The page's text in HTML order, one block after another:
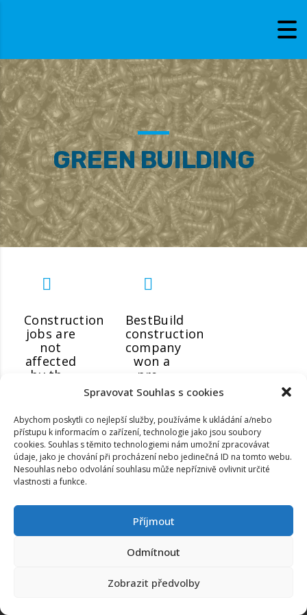
Spravovat Souhlas s cookies
Abychom poskytli co nejlepší služby, používáme k ukládání a/nebo
přístupu k informacím o zařízení, technologie jako jsou soubory
cookies. Souhlas s těmito technologiemi nám umožní zpracovávat
údaje, jako je chování při procházení nebo jedinečná ID na tomto webu.
Nesouhlas nebo odvolání souhlasu může nepříznivě ovlivnit určité
vlastnosti a funkce.
Příjmout
Odmítnout
Zobrazit předvolby
GREEN BUILDING
Construction
jobs are
not
affected
by th...
BestBuild
construction
company
won a
pre...
www.za7.cz. All rights reserved